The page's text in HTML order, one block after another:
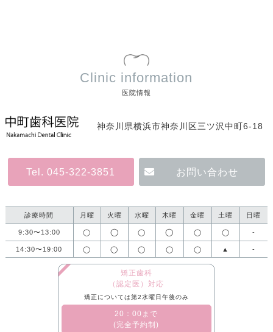
Clinic information
医院情報
神奈川県横浜市神奈川区三ツ沢中町6-18
Tel. 045-322-3851 お問い合わせ
診療時間 月曜 火曜 水曜 木曜 金曜 土曜 日曜
9:30〜13:00 ◯ ◯ ◯ ◯ ◯ ◯ -
14:30〜19:00 ◯ ◯ ◯ ◯ ◯ ▲ -
矯正歯科
（認定医）対応
矯正については第2水曜日午後のみ
​20：00まで
(完全予約制)